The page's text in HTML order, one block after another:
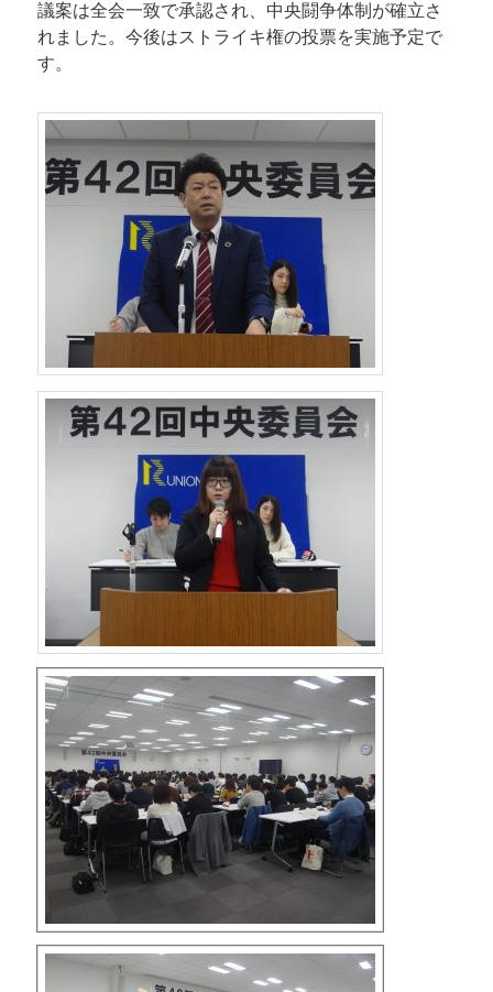
議案は全会一致で承認され、中央闘争体制が確立さ
れました。今後はストライキ権の投票を実施予定で
す。